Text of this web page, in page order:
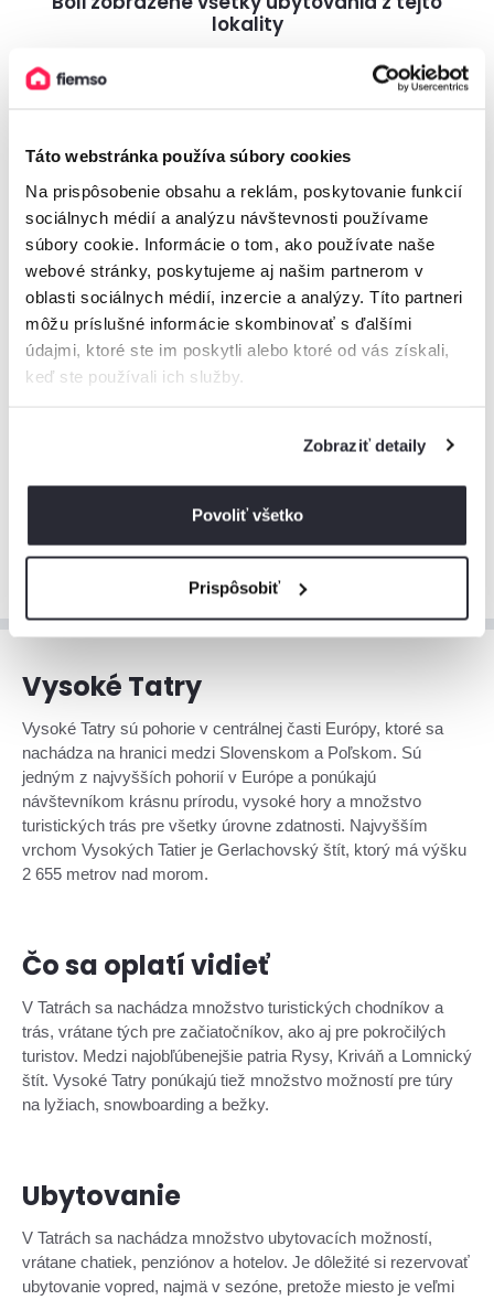
Táto webstránka používa súbory cookies
Na prispôsobenie obsahu a reklám, poskytovanie funkcií
sociálnych médií a analýzu návštevnosti používame
súbory cookie. Informácie o tom, ako používate naše
webové stránky, poskytujeme aj našim partnerom v
oblasti sociálnych médií, inzercie a analýzy. Títo partneri
môžu príslušné informácie skombinovať s ďalšími
údajmi, ktoré ste im poskytli alebo ktoré od vás získali,
keď ste používali ich služby.
Zobraziť detaily
Povoliť všetko
Prispôsobiť
lokality
Vysoké Tatry
Nízke Tatry
Malá Fatra
Vysoké Tatry
Vysoké Tatry sú pohorie v centrálnej časti Európy, ktoré sa
nachádza na hranici medzi Slovenskom a Poľskom. Sú
jedným z najvyšších pohorií v Európe a ponúkajú
návštevníkom krásnu prírodu, vysoké hory a množstvo
turistických trás pre všetky úrovne zdatnosti. Najvyšším
vrchom Vysokých Tatier je Gerlachovský štít, ktorý má výšku
2 655 metrov nad morom.
Čo sa oplatí vidieť
V Tatrách sa nachádza množstvo turistických chodníkov a
trás, vrátane tých pre začiatočníkov, ako aj pre pokročilých
turistov. Medzi najobľúbenejšie patria Rysy, Kriváň a Lomnický
štít. Vysoké Tatry ponúkajú tiež množstvo možností pre túry
na lyžiach, snowboarding a bežky.
Ubytovanie
V Tatrách sa nachádza množstvo ubytovacích možností,
vrátane chatiek, penziónov a hotelov. Je dôležité si rezervovať
ubytovanie vopred, najmä v sezóne, pretože miesto je veľmi